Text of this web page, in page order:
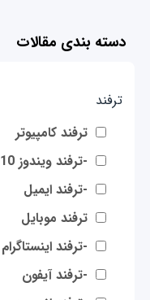
دسته بندی مقالات
ترفند
ترفند کامپیوتر
-ترفند ویندوز 10
-ترفند ایمیل
ترفند موبایل
-ترفند اینستاگرام
-ترفند آیفون